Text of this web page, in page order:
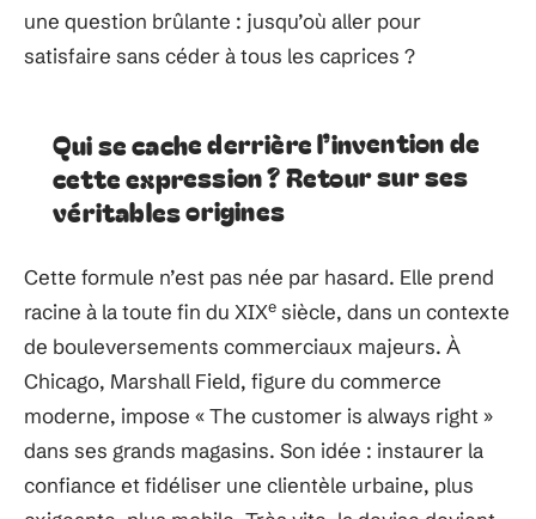
une question brûlante : jusqu’où aller pour
satisfaire sans céder à tous les caprices ?
Qui se cache derrière l’invention de
cette expression ? Retour sur ses
véritables origines
Cette formule n’est pas née par hasard. Elle prend
racine à la toute fin du XIXe siècle, dans un contexte
de bouleversements commerciaux majeurs. À
Chicago, Marshall Field, figure du commerce
moderne, impose « The customer is always right »
dans ses grands magasins. Son idée : instaurer la
confiance et fidéliser une clientèle urbaine, plus